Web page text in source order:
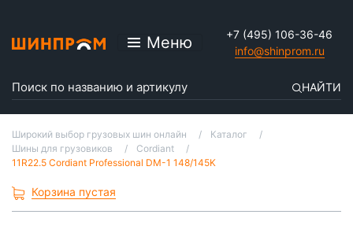
Меню
+7 (495) 106-36-46
info@shinprom.ru
НАЙТИ
Широкий выбор грузовых шин онлайн
Каталог
Шины для грузовиков
Cordiant
11R22.5 Cordiant Professional DM-1 148/145K
Корзина пустая